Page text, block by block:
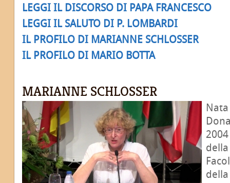
LEGGI IL DISCORSO DI PAPA FRANCESCO
LEGGI IL SALUTO DI P. LOMBARDI
IL PROFILO DI MARIANNE SCHLOSSER
IL PROFILO DI MARIO BOTTA
MARIANNE SCHLOSSER